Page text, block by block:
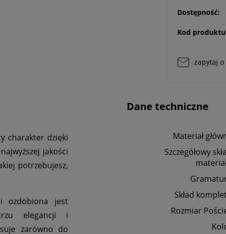
Dostępność:
Kod
zapytaj
charakter dzięki
jakości
potrzebujesz,
ozdobiona jest
elegancji i
zarówno do
Dane techniczne
Materiał
Szczegółowy
Skład
Rozmiar